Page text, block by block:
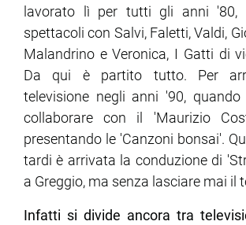
lavorato lì per tutti gli anni '80,
spettacoli con Salvi, Faletti, Valdi,
Malandrino e Veronica, I Gatti di
Da qui è partito tutto. Per
televisione negli anni '90,
collaborare con il 'Maurizio
presentando le 'Canzoni bonsai'.
tardi è arrivata la conduzione di
a Greggio, ma senza lasciare mai il
Infatti si divide ancora tra